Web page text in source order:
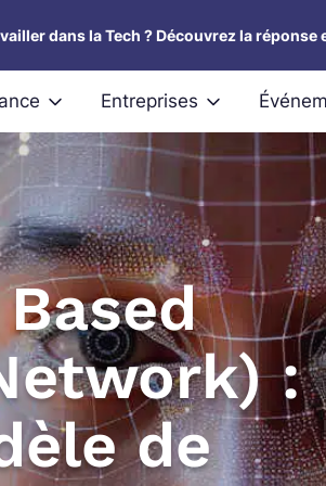
dans la Tech ? Découvrez la réponse
Entreprises
:
de